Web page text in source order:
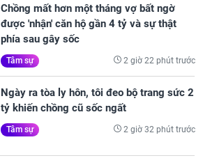
Chồng mất hơn một tháng vợ bất ngờ
được 'nhận' căn hộ gần 4 tỷ và sự thật
phía sau gây sốc
Tâm sự 2 giờ 22 phút trước
Ngày ra tòa ly hôn, tôi đeo bộ trang sức 2
tỷ khiến chồng cũ sốc ngất
Tâm sự 2 giờ 32 phút trước